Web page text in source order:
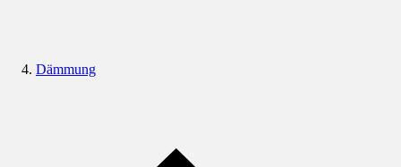
Dämmung